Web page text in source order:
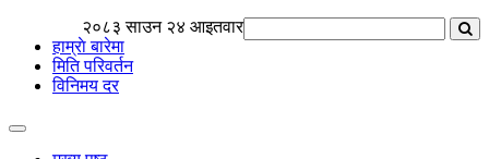
२०८३ साउन २४ आइतवार
हाम्राे बारेमा
मिति परिवर्तन
विनिमय दर